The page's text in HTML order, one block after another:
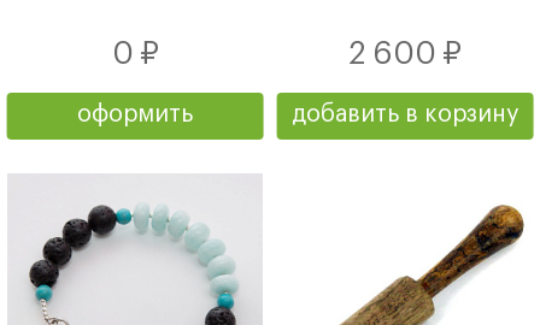
0 ₽
оформить
2 600 ₽
добавить в корзину